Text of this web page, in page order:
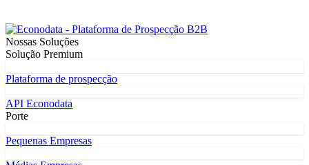
Nossas Soluções
Solução Premium
Plataforma de prospecção
API Econodata
Porte
Pequenas Empresas